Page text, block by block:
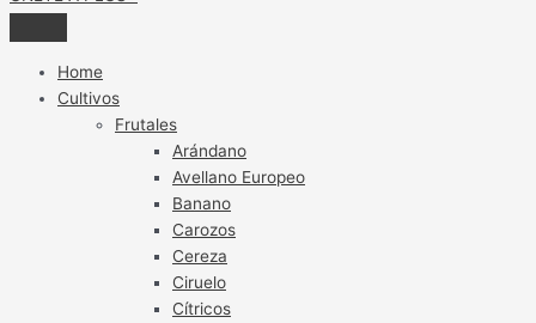
Home
Cultivos
Frutales
Arándano
Avellano Europeo
Banano
Carozos
Cereza
Ciruelo
Cítricos